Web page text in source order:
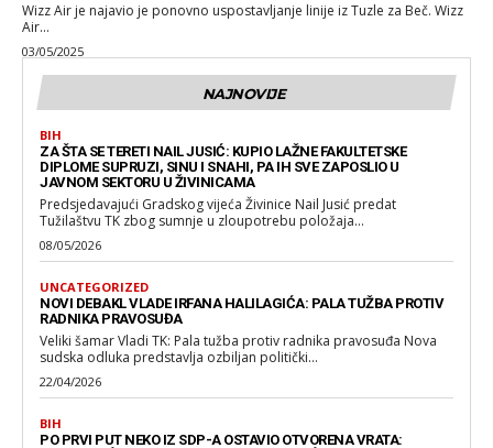
Wizz Air je najavio je ponovno uspostavljanje linije iz Tuzle za Beč. Wizz
Air...
03/05/2025
NAJNOVIJE
BIH
ZA ŠTA SE TERETI NAIL JUSIĆ: KUPIO LAŽNE FAKULTETSKE
DIPLOME SUPRUZI, SINU I SNAHI, PA IH SVE ZAPOSLIO U
JAVNOM SEKTORU U ŽIVINICAMA
Predsjedavajući Gradskog vijeća Živinice Nail Jusić predat
Tužilaštvu TK zbog sumnje u zloupotrebu položaja...
08/05/2026
UNCATEGORIZED
NOVI DEBAKL VLADE IRFANA HALILAGIĆA: PALA TUŽBA PROTIV
RADNIKA PRAVOSUĐA
Veliki šamar Vladi TK: Pala tužba protiv radnika pravosuđa Nova
sudska odluka predstavlja ozbiljan politički...
22/04/2026
BIH
PO PRVI PUT NEKO IZ SDP-A OSTAVIO OTVORENA VRATA: